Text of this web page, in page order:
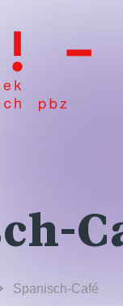
Spanisch-Café